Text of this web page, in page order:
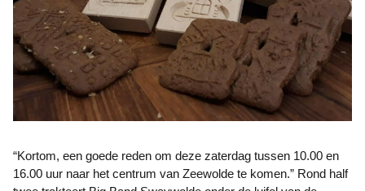
“Kortom, een goede reden om deze zaterdag tussen 10.00 en
16.00 uur naar het centrum van Zeewolde te komen.” Rond half